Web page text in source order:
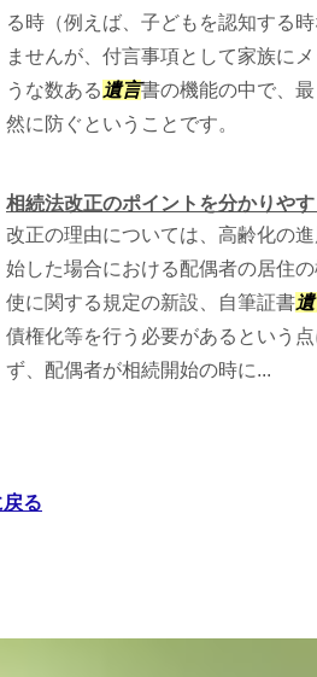
る時（例えば、子どもを認知する
ませんが、付言事項として家族に
うな数ある 遺言書の機能の中で、
然に防ぐということです。
相続法改正のポイントを分かりやす
改正の理由については、高齢化の
始した場合における配偶者の居住
使に関する規定の新設、自筆証書
債権化等を行う必要があるという
ず、配偶者が相続開始の時に...
る